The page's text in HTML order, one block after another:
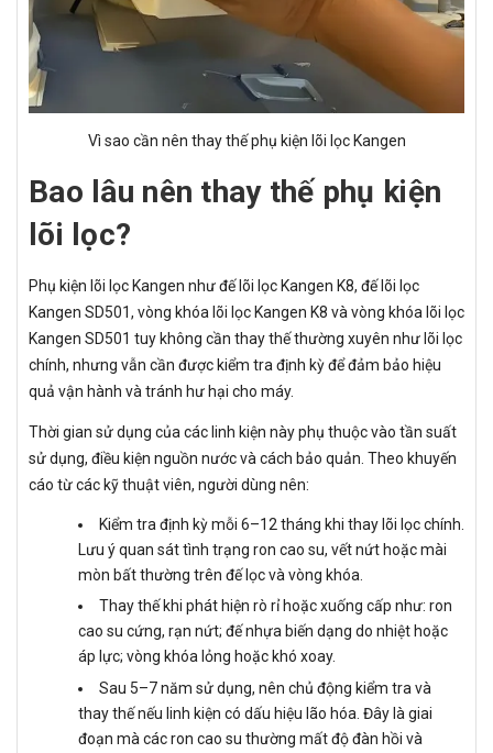
Vì sao cần nên thay thế phụ kiện lõi lọc Kangen
Bao lâu nên thay thế phụ kiện
lõi lọc?
Phụ kiện lõi lọc Kangen như đế lõi lọc Kangen K8, đế lõi lọc
Kangen SD501, vòng khóa lõi lọc Kangen K8 và vòng khóa lõi lọc
Kangen SD501 tuy không cần thay thế thường xuyên như lõi lọc
chính, nhưng vẫn cần được kiểm tra định kỳ để đảm bảo hiệu
quả vận hành và tránh hư hại cho máy.
Thời gian sử dụng của các linh kiện này phụ thuộc vào tần suất
sử dụng, điều kiện nguồn nước và cách bảo quản. Theo khuyến
cáo từ các kỹ thuật viên, người dùng nên:
Kiểm tra định kỳ mỗi 6–12 tháng khi thay lõi lọc chính.
Lưu ý quan sát tình trạng ron cao su, vết nứt hoặc mài
mòn bất thường trên đế lọc và vòng khóa.
Thay thế khi phát hiện rò rỉ hoặc xuống cấp như: ron
cao su cứng, rạn nứt; đế nhựa biến dạng do nhiệt hoặc
áp lực; vòng khóa lỏng hoặc khó xoay.
Sau 5–7 năm sử dụng, nên chủ động kiểm tra và
thay thế nếu linh kiện có dấu hiệu lão hóa. Đây là giai
đoạn mà các ron cao su thường mất độ đàn hồi và